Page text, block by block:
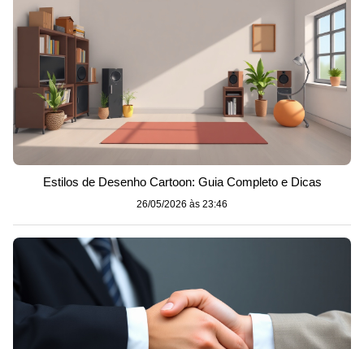
Estilos de Desenho Cartoon: Guia Completo e Dicas
26/05/2026 às 23:46